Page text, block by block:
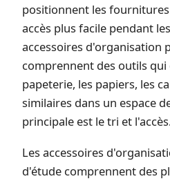
positionnent les
accès plus facile pendant
accessoires d'organisation
comprennent des outils
papeterie, les papiers, les
similaires dans un espace
principale est le tri et
Les accessoires
d'étude comprennent des